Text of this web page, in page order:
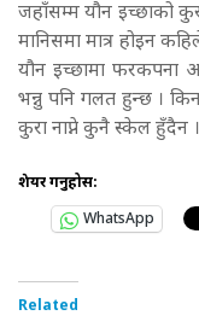
जहाँसम्म यौन इच्छाको
मानिसमा मात्र होइन
यौन इच्छामा
भन्नु पनि गलत हुन्छ ।
कुरा नाप्ने कुनै स्केल हुँदैन ।
शेयर गर्नुहोस:
WhatsApp
Related